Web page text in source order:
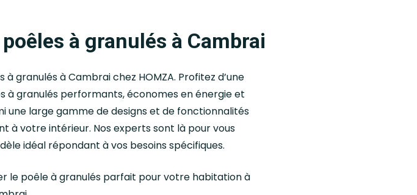
à granulés à Cambrai
granulés à Cambrai chez HOMZA. Profitez d’une
granulés performants, économes en énergie et
une large gamme de designs et de fonctionnalités
à votre intérieur. Nos experts sont là pour vous
idéal répondant à vos besoins spécifiques.
le poêle à granulés parfait pour votre habitation à